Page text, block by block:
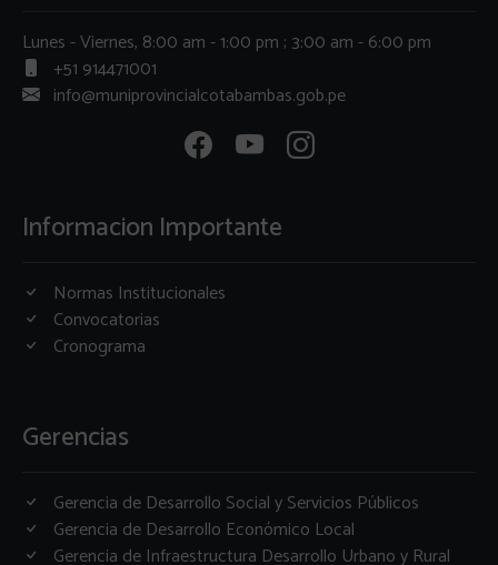
Lunes - Viernes, 8:00 am - 1:00 pm ; 3:00 am - 6:00 pm
+51 914471001
info@muniprovincialcotabambas.gob.pe
Informacion Importante
Normas Institucionales
Convocatorias
Cronograma
Gerencias
Gerencia de Desarrollo Social y Servicios Públicos
Gerencia de Desarrollo Económico Local
Gerencia de Infraestructura Desarrollo Urbano y Rural